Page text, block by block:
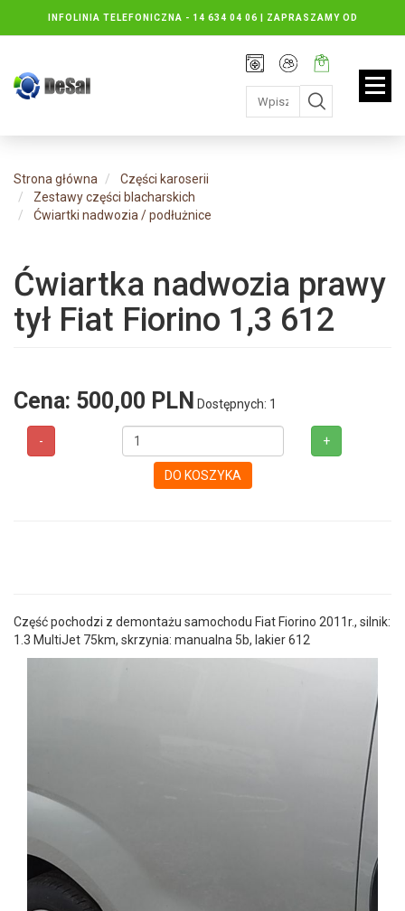
INFOLINIA TELEFONICZNA - 14 634 04 06 | ZAPRASZAMY OD
PONIEDZIAŁKU DO PIĄTKU : 8.30 DO 16.30, SOBOTY: 8.30 DO 13.00
Rejestracja
Moje
konto
Twój
koszyk:
jest
pusty
Strona główna
Części karoserii
Zestawy części blacharskich
Ćwiartki nadwozia / podłużnice
Ćwiartka nadwozia prawy
tył Fiat Fiorino 1,3 612
Cena: 500,00 PLN Dostępnych: 1
- +
DO KOSZYKA
Część pochodzi z demontażu samochodu Fiat Fiorino 2011r., silnik:
1.3 MultiJet 75km, skrzynia: manualna 5b, lakier 612